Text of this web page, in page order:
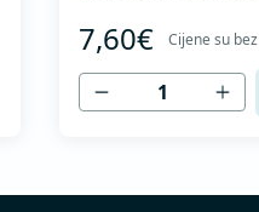
za hladno oblikovanje.
standardima MEST EN
MEST EN 12237.
7,60€ Cijene su